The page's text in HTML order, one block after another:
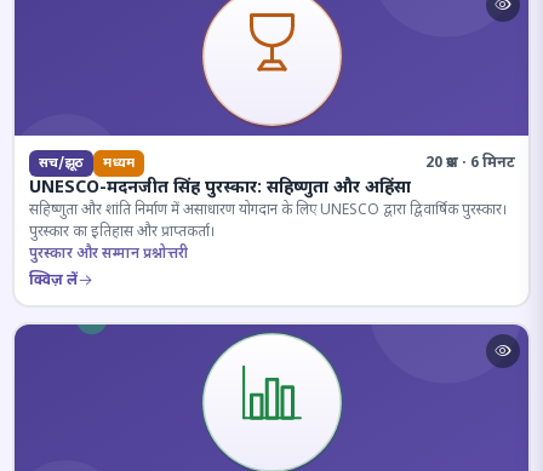
सच/झूठ मध्यम 20 प्रश्न · 6 मिनट
UNESCO-मदनजीत सिंह पुरस्कार: सहिष्णुता और अहिंसा
सहिष्णुता और शांति निर्माण में असाधारण योगदान के लिए UNESCO द्वारा द्विवार्षिक पुरस्कार।
पुरस्कार का इतिहास और प्राप्तकर्ता।
पुरस्कार और सम्मान प्रश्नोत्तरी
क्विज़ लें